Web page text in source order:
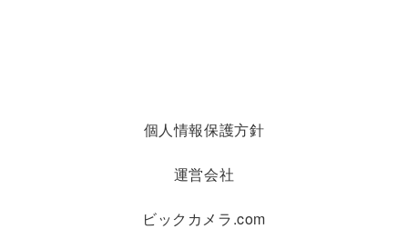
個人情報保護方針
運営会社
ビックカメラ.com